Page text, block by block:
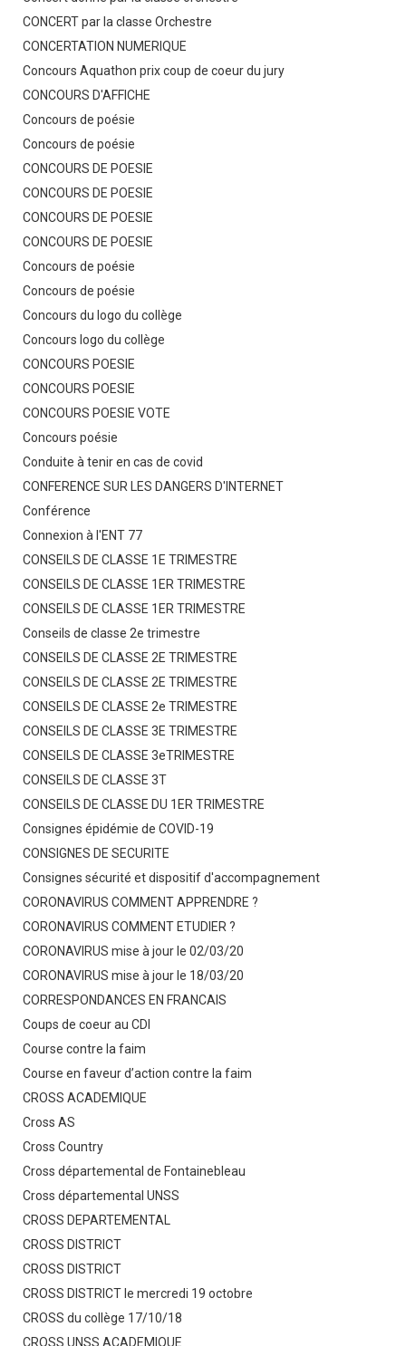
CONCERT par la classe Orchestre
CONCERTATION NUMERIQUE
Concours Aquathon prix coup de coeur du jury
CONCOURS D'AFFICHE
Concours de poésie
Concours de poésie
CONCOURS DE POESIE
CONCOURS DE POESIE
CONCOURS DE POESIE
CONCOURS DE POESIE
Concours de poésie
Concours de poésie
Concours du logo du collège
Concours logo du collège
CONCOURS POESIE
CONCOURS POESIE
CONCOURS POESIE VOTE
Concours poésie
Conduite à tenir en cas de covid
CONFERENCE SUR LES DANGERS D'INTERNET
Conférence
Connexion à l'ENT 77
CONSEILS DE CLASSE 1E TRIMESTRE
CONSEILS DE CLASSE 1ER TRIMESTRE
CONSEILS DE CLASSE 1ER TRIMESTRE
Conseils de classe 2e trimestre
CONSEILS DE CLASSE 2E TRIMESTRE
CONSEILS DE CLASSE 2E TRIMESTRE
CONSEILS DE CLASSE 2e TRIMESTRE
CONSEILS DE CLASSE 3E TRIMESTRE
CONSEILS DE CLASSE 3eTRIMESTRE
CONSEILS DE CLASSE 3T
CONSEILS DE CLASSE DU 1ER TRIMESTRE
Consignes épidémie de COVID-19
CONSIGNES DE SECURITE
Consignes sécurité et dispositif d'accompagnement
CORONAVIRUS COMMENT APPRENDRE ?
CORONAVIRUS COMMENT ETUDIER ?
CORONAVIRUS mise à jour le 02/03/20
CORONAVIRUS mise à jour le 18/03/20
CORRESPONDANCES EN FRANCAIS
Coups de coeur au CDI
Course contre la faim
Course en faveur d’action contre la faim
CROSS ACADEMIQUE
Cross AS
Cross Country
Cross départemental de Fontainebleau
Cross départemental UNSS
CROSS DEPARTEMENTAL
CROSS DISTRICT
CROSS DISTRICT
CROSS DISTRICT le mercredi 19 octobre
CROSS du collège 17/10/18
CROSS UNSS ACADEMIQUE